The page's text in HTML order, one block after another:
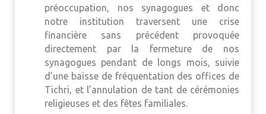
préoccupation, nos synagogues et donc
notre institution traversent une crise
financière sans précédent provoquée
directement par la fermeture de nos
synagogues pendant de longs mois, suivie
d’une baisse de fréquentation des offices de
Tichri, et l’annulation de tant de cérémonies
religieuses et des fêtes familiales.